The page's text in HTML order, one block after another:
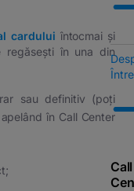
Call
cardului întocmai și
în una din
sau definitiv (poți
în Call Center